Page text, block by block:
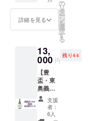
す。 ※
は、8月
1日夜の
了後、
東奥義
塾ねぷ
た小屋
(弘前市
元寺町
付近)で
行いま
す。参
い。 (お
名前掲
載の詳
す。 掲
載期
間：
2023年
7月中旬
～8月中
旬 掲載
内容：
文字の
ます。
同窓会
幹事の
の観光
施設・
ねぷた
村で制
作しま
す。 ※
写真は
イメー
みや菓
子店」
特製の
を、今
回のク
ラウド
ファン
ディン
グのた
めに用
意した
特別な
詳細を見る
の
リ
タ
ー
ン
を
選
択
す
る
13,
000 円
残り44
【豊
盃・東
奥義塾
ラベル
の購入
権利】
支援
者：
6人